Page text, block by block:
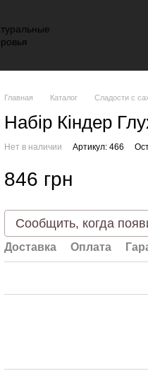
Главная Каталог Сладости с
Набір Кіндер
Нет в наличии Артикул: 466
846 грн
Сообщить, когда
Доставка Оплата